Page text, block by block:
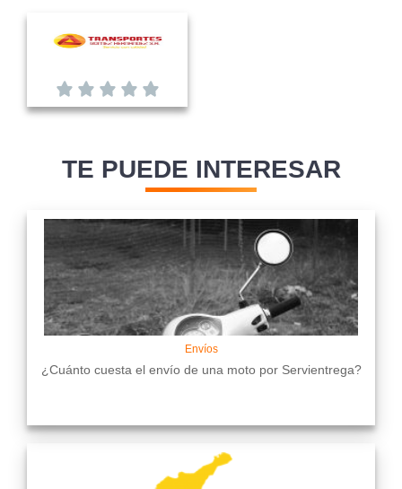
TE PUEDE INTERESAR
Envíos
¿Cuánto cuesta el envío de una moto por Servientrega?